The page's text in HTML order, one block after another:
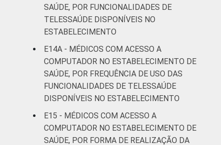
SAÚDE, POR FUNCIONALIDADES DE
TELESSAÚDE DISPONÍVEIS NO
ESTABELECIMENTO
E14A - MÉDICOS COM ACESSO A
COMPUTADOR NO ESTABELECIMENTO DE
SAÚDE, POR FREQUÊNCIA DE USO DAS
FUNCIONALIDADES DE TELESSAÚDE
DISPONÍVEIS NO ESTABELECIMENTO
E15 - MÉDICOS COM ACESSO A
COMPUTADOR NO ESTABELECIMENTO DE
SAÚDE, POR FORMA DE REALIZAÇÃO DA